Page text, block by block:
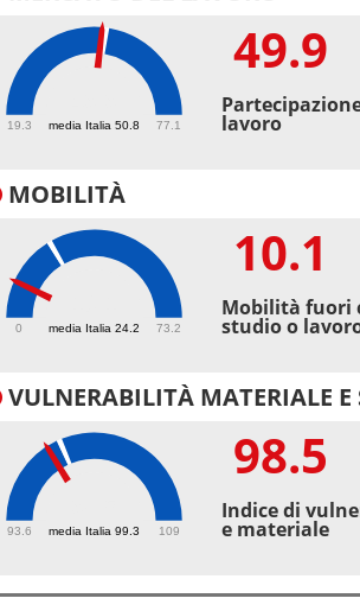
media Italia 50.8
19.3 77.1
49.9
lavoro
MOBILITÀ
media Italia 24.2
0 73.2
10.1
Mobilità fuori
studio o
VULNERABILITÀ MATERIALE E
media Italia 99.3
93.6 109
98.5
Indice di
e materiale